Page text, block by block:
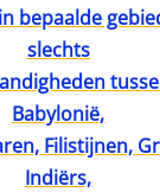
bepaalde
slechts
Babylonië,
Filistijnen,
Indiërs,